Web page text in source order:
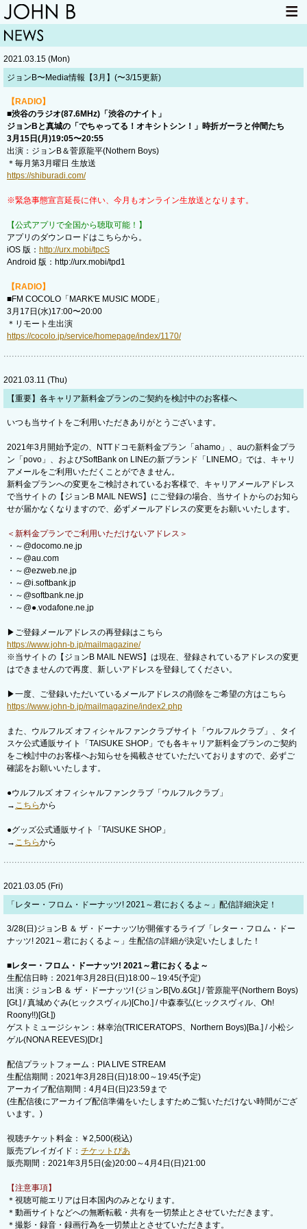
HOME
LIVE INFO
2021.03.15 (Mon)
ジョンB〜Media情報【3月】(〜3/15更新)
【RADIO】
■渋谷のラジオ(87.6MHz)「渋谷のナイト」
ジョンBと真城の「でちゃってる！オキシトシン！」時折ガーラと仲間たち
3月15日(月)19:05〜20:55
出演：ジョンB＆菅原龍平(Nothern Boys)
＊毎月第3月曜日 生放送
https://shiburadi.com/
※緊急事態宣言延長に伴い、今月もオンライン生放送となります。
【公式アプリで全国から聴取可能！】
アプリのダウンロードはこちらから。
iOS 版： http://urx.mobi/tpcS
Android 版：http://urx.mobi/tpd1
【RADIO】
■FM COCOLO「MARK'E MUSIC MODE」
3月17日(水)17:00〜20:00
＊リモート生出演
https://cocolo.jp/service/homepage/index/1170/
2021.03.11 (Thu)
【重要】各キャリア新料金プランのご契約を検討中のお客様へ
いつも当サイトをご利用いただきありがとうございます。
2021年3月開始予定の、NTTドコモ新料金プラン「ahamo」、auの新料金プラ
ン「povo」、およびSoftBank on LINEの新ブランド「LINEMO」では、キャリ
アメールをご利用いただくことができません。
新料金プランへの変更をご検討されているお客様で、キャリアメールアドレス
で当サイトの【ジョンB MAIL NEWS】にご登録の場合、当サイトからのお知ら
せが届かなくなりますので、必ずメールアドレスの変更をお願いいたします。
＜新料金プランでご利用いただけないアドレス＞
・～@docomo.ne.jp
・～@au.com
・～@ezweb.ne.jp
・～@i.softbank.jp
・～@softbank.ne.jp
・～@●.vodafone.ne.jp
▶ご登録メールアドレスの再登録はこちら
https://www.john-b.jp/mailmagazine/
※当サイトの【ジョンB MAIL NEWS】は現在、登録されているアドレスの変更
はできませんので再度、新しいアドレスを登録してください。
▶一度、ご登録いただいているメールアドレスの削除をご希望の方はこちら
https://www.john-b.jp/mailmagazine/index2.php
また、ウルフルズ オフィシャルファンクラブサイト「ウルフルクラブ」、タイ
スケ公式通販サイト「TAISUKE SHOP」でも各キャリア新料金プランのご契約
をご検討中のお客様へお知らせを掲載させていただいておりますので、必ずご
確認をお願いいたします。
●ウルフルズ オフィシャルファンクラブ「ウルフルクラブ」
→ こちらから
●グッズ公式通販サイト「TAISUKE SHOP」
→ こちらから
2021.03.05 (Fri)
​「レター・フロム・ドーナッツ! 2021～君におくるよ～」配信詳細決定！
3/28(日)ジョンB ＆ ザ・ドーナッツ!が開催するライブ「レター・フロム・ドー
ナッツ! 2021～君におくるよ～」生配信の詳細が決定いたしました！
■レター・フロム・ドーナッツ! 2021～君におくるよ～
生配信日時：2021年3月28日(日)18:00～19:45(予定)
出演：ジョンB ＆ ザ・ドーナッツ! (ジョンB[Vo.&Gt.] / 菅原龍平(Northern Boys)
[Gt.] / 真城めぐみ(ヒックスヴィル)[Cho.] / 中森泰弘(ヒックスヴィル、Oh!
Roony!!)[Gt.])
ゲストミュージシャン：林幸治(TRICERATOPS、Northern Boys)[Ba.] / 小松シ
ゲル(NONA REEVES)[Dr.]
配信プラットフォーム：PIA LIVE STREAM
生配信期間：2021年3月28日(日)18:00～19:45(予定)
アーカイブ配信期間：4月4日(日)23:59まで
(生配信後にアーカイブ配信準備をいたしますためご覧いただけない時間がござ
います。)
視聴チケット料金：￥2,500(税込)
販売プレイガイド： チケットぴあ
販売期間：2021年3月5日(金)20:00～4月4日(日)21:00
【注意事項】
＊視聴可能エリアは日本国内のみとなります。
＊動画サイトなどへの無断転載・共有を一切禁止とさせていただきます。
＊撮影・録音・録画行為を一切禁止とさせていただきます。